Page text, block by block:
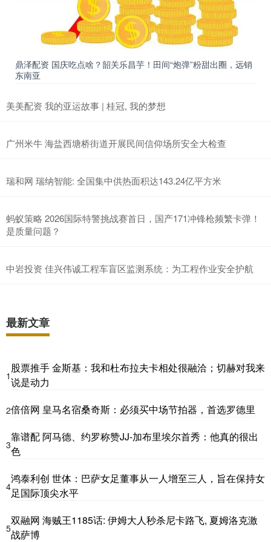
鼎泽配资 国庆吃点啥？韶关乐昌芋！田间“炮弹”粉甜出圈，远销
东南亚
美美配资 我的亚运故事 | 桂冠, 我的梦想
广州米牛 海盐西塘桥街道开展民间信仰场所安全大检查
瑞和网 瑞纳智能: 全国集中供热面积达143.24亿平方米
蚂蚁策略 2026国际特警挑战赛首日，国产171冲锋枪频繁卡弹！
是质量问题？
中岩投资 佳兴伟诚工程车盲区监测系统：为工程作业安全护航
最新文章
1
股票推手 金斯基：我和杜布拉夫卡相处很融洽；切赫对我来
说是动力
2倍倍网 皇马名宿桑奇斯：必须买中场节拍器，首选罗德里
3
靠谱配 阿马德、约罗称赞JJ-加布里埃尔首秀：他真的很出
色
4
鸿泰利创 世体：巴萨女足董事从一人增至三人，旨在保持女
足国际顶尖水平
5
双融网 海贼王1185话: 伊姆大人秒杀尼卡路飞, 夏姆洛克激
战萨博